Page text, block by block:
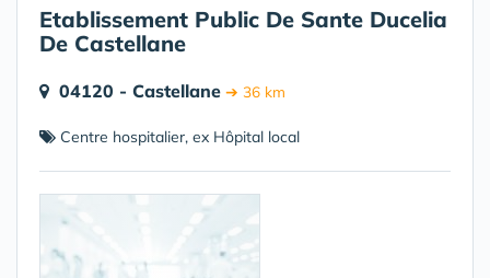
Etablissement Public De Sante Ducelia
De Castellane
04120 - Castellane ➔ 36 km
Centre hospitalier, ex Hôpital local